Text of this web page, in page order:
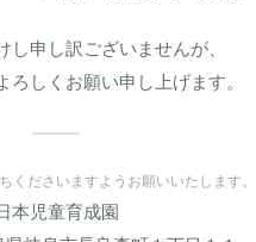
し申し訳ございませんが、
ろしくお願い申し上げます。
くださいますようお願いいたします。
本児童育成園